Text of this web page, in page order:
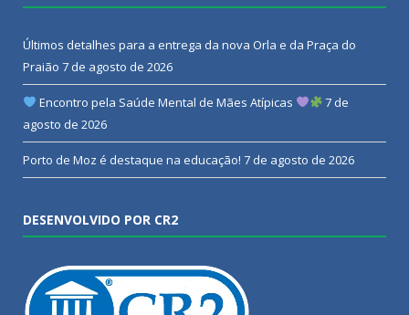
Últimos detalhes para a entrega da nova Orla e da Praça do
Praião 7 de agosto de 2026
Encontro pela Saúde Mental de Mães Atípicas
7 de
agosto de 2026
Porto de Moz é destaque na educação! 7 de agosto de 2026
DESENVOLVIDO POR CR2